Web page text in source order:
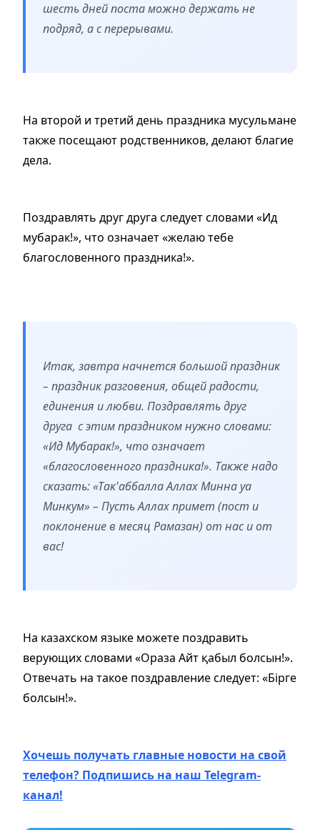
шесть дней поста можно держать не
подряд, а с перерывами.
На второй и третий день праздника мусульмане
также посещают родственников, делают благие
дела.
Поздравлять друг друга следует словами «Ид
мубарак!», что означает «желаю тебе
благословенного праздника!».
Итак, завтра начнется большой праздник
– праздник разговения, общей радости,
единения и любви. Поздравлять друг
друга с этим праздником нужно словами:
«Ид Мубарак!», что означает
«благословенного праздника!». Также надо
сказать: «Так'аббалла Аллах Минна уа
Минкум» – Пусть Аллах примет (пост и
поклонение в месяц Рамазан) от нас и от
вас!
На казахском языке можете поздравить
верующих словами «Ораза Айт қабыл болсын!».
Отвечать на такое поздравление следует: «Бiрге
болсын!».
Хочешь получать главные новости на свой
телефон? Подпишись на наш Telegram-
канал!